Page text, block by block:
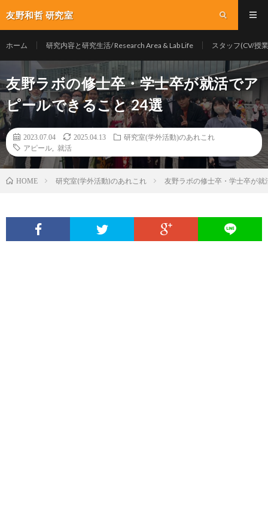
友野和哲 研究室
ホーム 研究内容と研究生活/ Research Area & Lab Life スタッフ(CV/授
友野ラボの修士卒・学士卒が就活でア
ピールできること 24選
2023.07.04 2025.04.13
研究室(学外活動)のあれこれ
アピール
就活
HOME 研究室(学外活動)のあれこれ 友野ラボの修士卒・学士卒が